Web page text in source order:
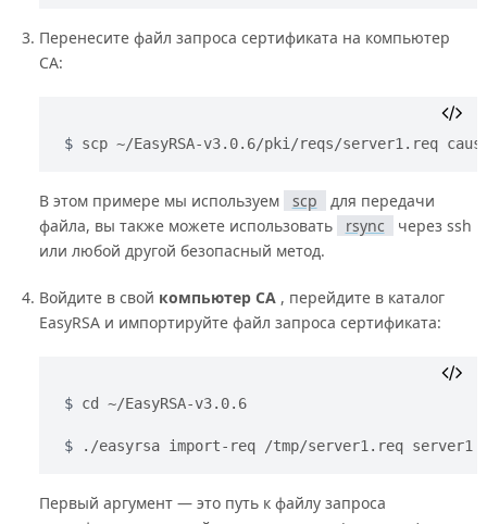
Перенесите файл запроса сертификата на компьютер
CA:
scp ~/EasyRSA-v3.0.6/pki/reqs/server1.req
В этом примере мы используем scp
для передачи
файла, вы также можете использовать
rsync
через ssh
или любой другой безопасный метод.
Войдите в свой компьютер CA, перейдите в каталог
EasyRSA и импортируйте файл запроса сертификата:
cd ~/EasyRSA-v3.0.6
./easyrsa import-req /tmp/server1.req server1
Первый аргумент — это путь к файлу запроса